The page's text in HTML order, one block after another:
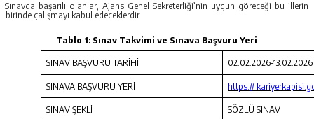
Sınavda başarılı olanlar, Ajans Genel Sekreterliği’nin uygun göreceği bu illerin
birinde çalışmayı kabul edeceklerdir
Tablo 1: Sınav Takvimi ve Sınava Başvuru Yeri
SINAV BAŞVURU TARİHİ 02.02.2026-13.02.2026
SINAVA BAŞVURU YERİ https://
SINAV ŞEKLİ SÖZLÜ SINAV